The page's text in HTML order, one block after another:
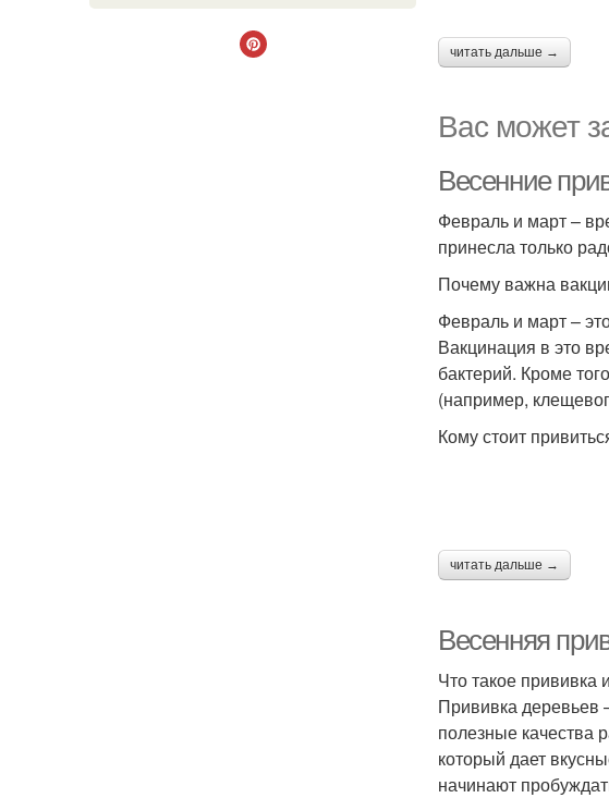
читать дальше →
Вас может
Весенние
Февраль и март –
принесла только
Почему важна
Февраль и март –
Вакцинация в это
бактерий. Кроме
(например,
Кому стоит
читать дальше →
Весенняя
Что такое прививка
Прививка деревьев
полезные качества
который дает
начинают